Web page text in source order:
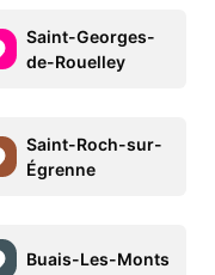
Saint-Georges-
de-Rouelley
Saint-Roch-sur-
Égrenne
Buais-Les-Monts